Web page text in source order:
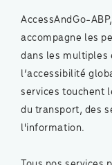
AccessAndGo-
accompagne les
dans les multiples
l’accessibilité
services touchent
du transport, des
l'information.